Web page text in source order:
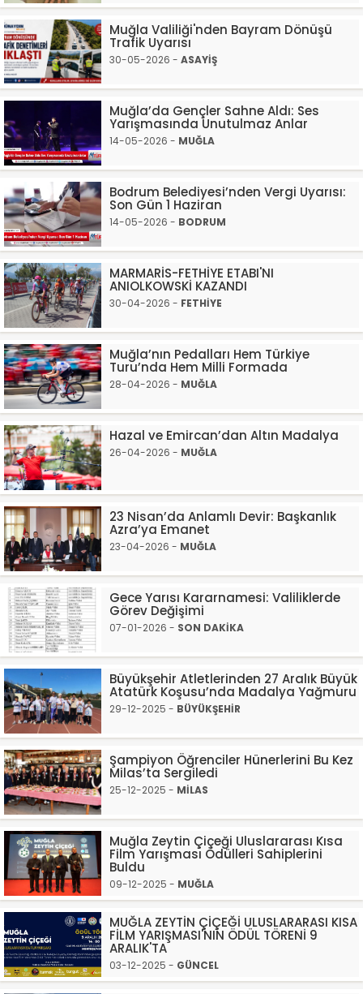
Muğla Valiliği'nden Bayram Dönüşü
Trafik Uyarısı
30-05-2026 - ASAYİŞ
Muğla’da Gençler Sahne Aldı: Ses
Yarışmasında Unutulmaz Anlar
14-05-2026 - MUĞLA
Bodrum Belediyesi’nden Vergi Uyarısı:
Son Gün 1 Haziran
14-05-2026 - BODRUM
MARMARİS-FETHİYE ETABI'NI
ANIOLKOWSKİ KAZANDI
30-04-2026 - FETHİYE
Muğla’nın Pedalları Hem Türkiye
Turu’nda Hem Milli Formada
28-04-2026 - MUĞLA
Hazal ve Emircan’dan Altın Madalya
26-04-2026 - MUĞLA
23 Nisan’da Anlamlı Devir: Başkanlık
Azra’ya Emanet
23-04-2026 - MUĞLA
Gece Yarısı Kararnamesi: Valiliklerde
Görev Değişimi
07-01-2026 - SON DAKİKA
Büyükşehir Atletlerinden 27 Aralık Büyük
Atatürk Koşusu’nda Madalya Yağmuru
29-12-2025 - BÜYÜKŞEHİR
Şampiyon Öğrenciler Hünerlerini Bu Kez
Milas’ta Sergiledi
25-12-2025 - MİLAS
Muğla Zeytin Çiçeği Uluslararası Kısa
Film Yarışması Ödülleri Sahiplerini
Buldu
09-12-2025 - MUĞLA
MUĞLA ZEYTİN ÇİÇEĞİ ULUSLARARASI KISA
FİLM YARIŞMASI'NIN ÖDÜL TÖRENİ 9
ARALIK'TA
03-12-2025 - GÜNCEL